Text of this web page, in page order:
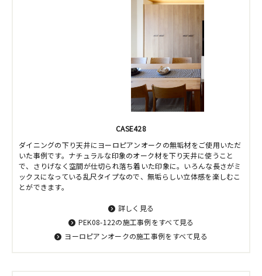
CASE428
ダイニングの下り天井にヨーロピアンオークの無垢材をご使用いただ
いた事例です。ナチュラルな印象のオーク材を下り天井に使うこと
で、さりげなく空間が仕切られ落ち着いた印象に。いろんな長さがミ
ックスになっている乱尺タイプなので、無垢らしい立体感を楽しむこ
とができます。
詳しく見る
PEK08-122の施工事例をすべて見る
ヨーロピアンオークの施工事例をすべて見る